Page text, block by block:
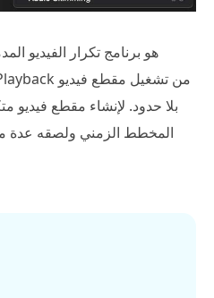
بلا حدود. لإنشاء مقطع فيديو
المخطط الزمني ولصقه عدة